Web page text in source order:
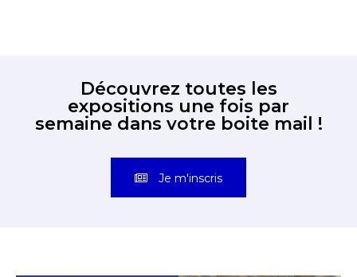
Découvrez toutes les
expositions une fois par
semaine dans votre boite mail !
Je m'inscris